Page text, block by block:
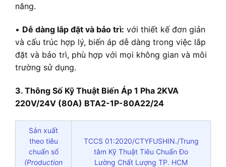
năng.
• Dễ dàng lắp đặt và bảo trì: với thiết kế đơn giản
và cấu trúc hợp lý, biến áp dễ dàng trong việc lắp
đặt và bảo trì, phù hợp với mọi không gian và môi
trường sử dụng.
3. Thông Số Kỹ Thuật Biến Áp 1 Pha 2KVA
220V/24V (80A) BTA2-1P-80A22/24
Sản xuất
theo tiêu
chuẩn số
(Production
TCCS 01:2020/CTYFUSHIN./Trung
tâm Kỹ Thuật Tiêu Chuẩn Đo
Lường Chất Lượng TP. HCM